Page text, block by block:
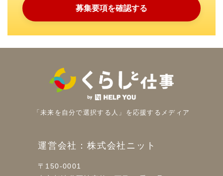
募集要項を確認する
「未来を自分で選択する人」を 応援するメディア
運営会社：株式会社ニット
〒150-0001